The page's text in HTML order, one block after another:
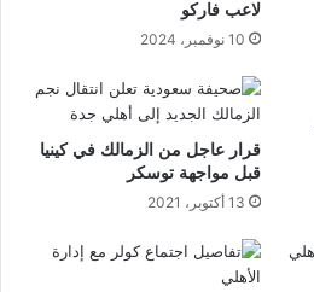
لاعب فاركو
10 نوفمبر، 2024
قرار عاجل من الزمالك في كينيا
قبل مواجهة توسكر
13 أكتوبر، 2021